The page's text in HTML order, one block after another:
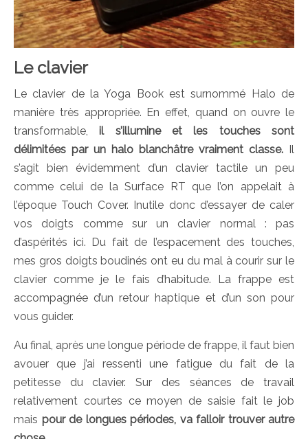
Le clavier
Le clavier de la Yoga Book est surnommé Halo de
manière très appropriée. En effet, quand on ouvre le
transformable, il s’illumine et les touches sont
délimitées par un halo blanchâtre vraiment classe. Il
s’agit bien évidemment d’un clavier tactile un peu
comme celui de la Surface RT que l’on appelait à
l’époque Touch Cover. Inutile donc d’essayer de caler
vos doigts comme sur un clavier normal : pas
d’aspérités ici. Du fait de l’espacement des touches,
mes gros doigts boudinés ont eu du mal à courir sur le
clavier comme je le fais d’habitude. La frappe est
accompagnée d’un retour haptique et d’un son pour
vous guider.
Au final, après une longue période de frappe, il faut bien
avouer que j’ai ressenti une fatigue du fait de la
petitesse du clavier. Sur des séances de travail
relativement courtes ce moyen de saisie fait le job
mais pour de longues périodes, va falloir trouver autre